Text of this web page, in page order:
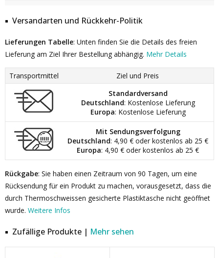
Versandarten und Rückkehr-Politik
Lieferungen Tabelle: Unten finden Sie die Details des freien
Lieferung am Ziel Ihrer Bestellung abhängig. Mehr Details
Transportmittel
Ziel und Preis
Standardversand
Deutschland: Kostenlose Lieferung
Europa: Kostenlose Lieferung
Mit Sendungsverfolgung
Deutschland: 4,90 € oder kostenlos ab 25 €
Europa: 4,90 € oder kostenlos ab 25 €
Rückgabe: Sie haben einen Zeitraum von 90 Tagen, um eine
Rücksendung für ein Produkt zu machen, vorausgesetzt, dass die
durch Thermoschweissen gesicherte Plastiktasche nicht geöffnet
wurde. Weitere Infos
Zufällige Produkte | Mehr sehen